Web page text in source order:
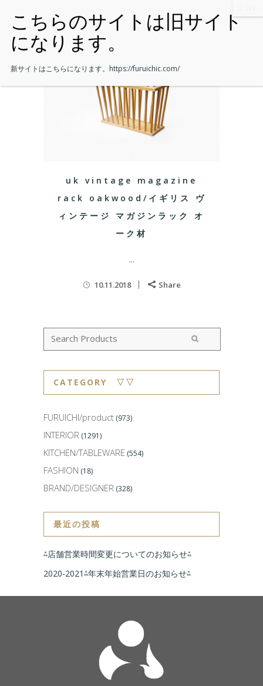
uk vintage magazine
rack oakwood/イギリス ヴ
ィンテージ マガジンラック オ
ーク材
...
10.11.2018 Share
CATEGORY ▽▽
FURUICHI/product (973)
INTERIOR (1291)
KITCHEN/TABLEWARE (554)
FASHION (18)
BRAND/DESIGNER (328)
最近の投稿
⁂店舗営業時間変更についてのお知らせ⁂
2020-2021⁂年末年始営業日のお知らせ⁂
新サイトはこちらになります。 https://furuichic.com/